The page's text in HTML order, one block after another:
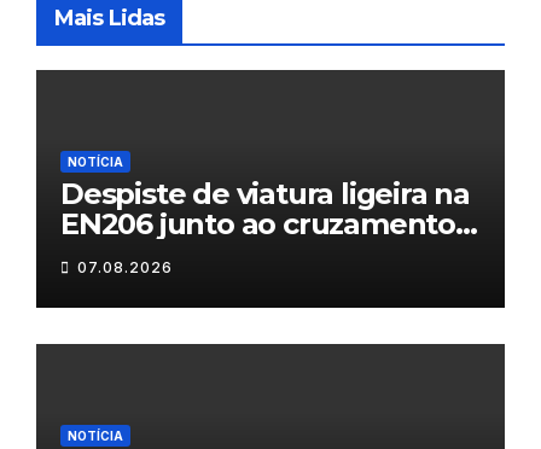
Mais Lidas
NOTÍCIA
Despiste de viatura ligeira na
EN206 junto ao cruzamento
Fornos do Pinhal
07.08.2026
NOTÍCIA